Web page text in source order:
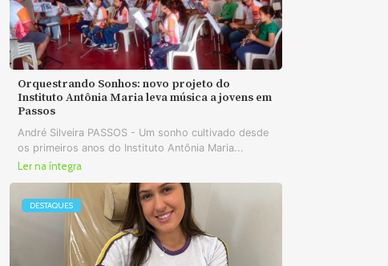
Orquestrando Sonhos: novo projeto do
Instituto Antônia Maria leva música a jovens em
Passos
André Silveira PASSOS - Um sonho cultivado desde
os primeiros anos do Instituto Antônia Maria...
Ler na íntegra
DESTAQUES